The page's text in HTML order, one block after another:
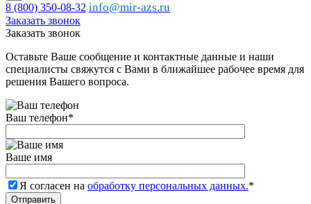
8 (800) 350-08-32 info@mir-azs.ru
Заказать звонок
Заказать звонок
Оставьте Ваше сообщение и контактные данные и наши
специалисты свяжутся с Вами в ближайшее рабочее время для
решения Вашего вопроса.
Ваш телефон*
Ваше имя
Я согласен на обработку персональных данных.*